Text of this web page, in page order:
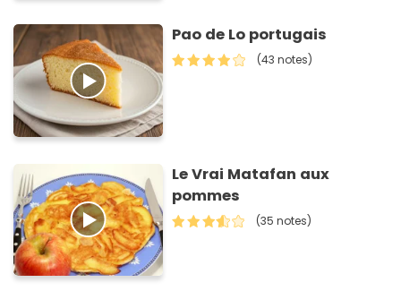
Pao de Lo portugais
(43 notes)
Le Vrai Matafan aux
pommes
(35 notes)